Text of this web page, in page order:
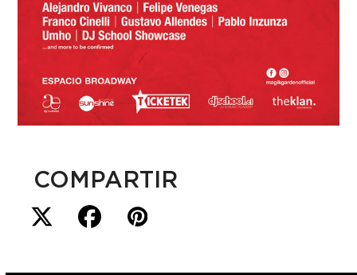
COMPARTIR